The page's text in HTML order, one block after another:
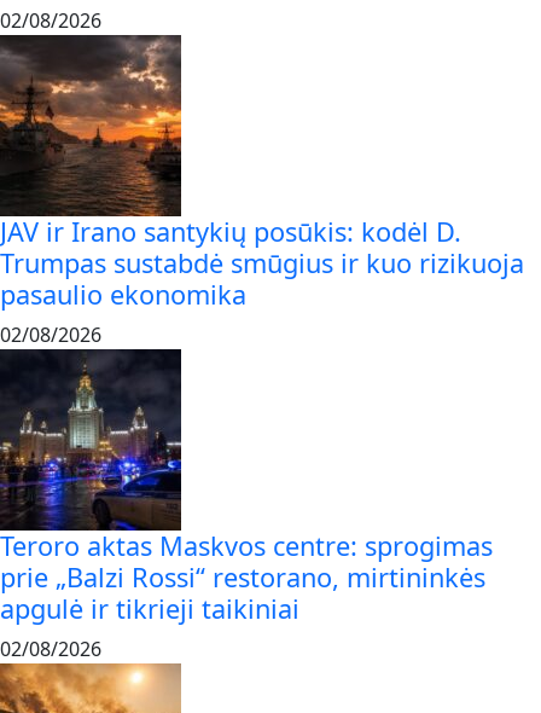
02/08/2026
JAV ir Irano santykių posūkis: kodėl D.
Trumpas sustabdė smūgius ir kuo rizikuoja
pasaulio ekonomika
02/08/2026
Teroro aktas Maskvos centre: sprogimas
prie „Balzi Rossi“ restorano, mirtininkės
apgulė ir tikrieji taikiniai
02/08/2026